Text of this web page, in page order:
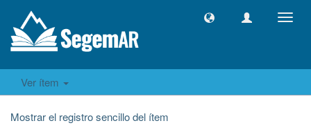
Ver ítem
Mostrar el registro sencillo del ítem